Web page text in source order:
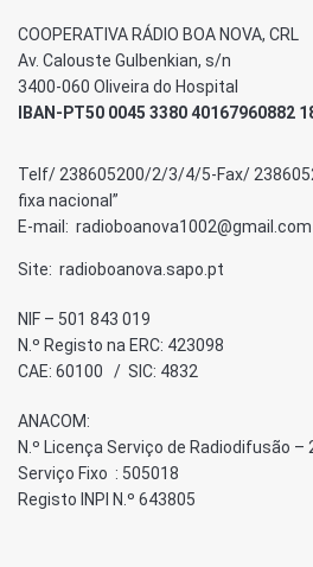
COOPERATIVA RÁDIO BOA NOVA, CRL
Av. Calouste Gulbenkian, s/n
3400-060 Oliveira do Hospital
IBAN-PT50 0045 3380 40167960882
Telf/ 238605200/2/3/4/5-Fax/
fixa nacional”
E-mail: radioboanova1002@gmail.com
Site: radioboanova.sapo.pt
NIF – 501 843 019
N.º Registo na ERC: 423098
CAE: 60100 / SIC: 4832
ANACOM:
N.º Licença Serviço de Radiodifusão –
Serviço Fixo : 505018
Registo INPI N.º 643805